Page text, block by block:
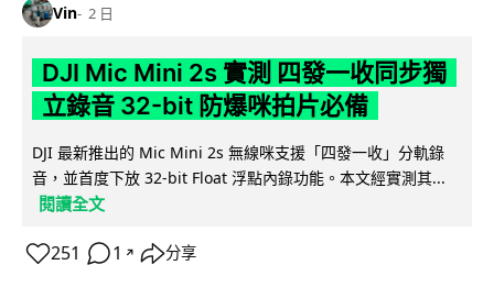
Vin 2 日
DJI Mic Mini 2s 實測 四發一收同步獨
立錄音 32-bit 防爆咪拍片必備
DJI 最新推出的 Mic Mini 2s 無線咪支援「四發一收」分軌錄
音，並首度下放 32-bit Float 浮點內錄功能。本文經實測其...
閱讀全文
251 1 ↗ 分享